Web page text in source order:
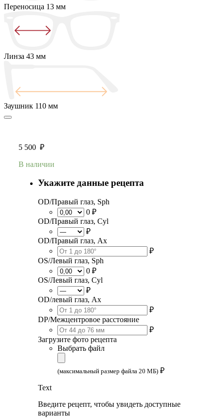
Переносица 13 мм
Линза 43 мм
Заушник 110 мм
5 500 ₽
В наличии
Укажите данные рецепта
OD/Правый глаз, Sph
0 ₽
OD/Правый глаз, Cyl
₽
OD/Правый глаз, Ax
₽
OS/Левый глаз, Sph
0 ₽
OS/Левый глаз, Cyl
₽
OD/левый глаз, Ax
₽
DP/Межцентровое расстояние
₽
Загрузите фото рецепта
Выбрать файл
(максимальный размер файла 20 МБ) ₽
Text
Введите рецепт, чтобы увидеть доступные
варианты